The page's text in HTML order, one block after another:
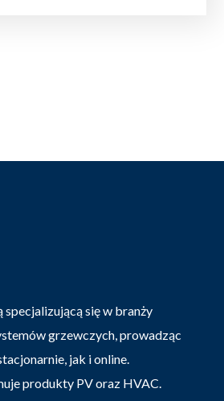
specjalizującą się w branży
grzewczych, prowadząc
jak i online.
produkty PV oraz HVAC.